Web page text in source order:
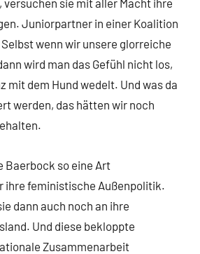
versuchen sie mit aller Macht ihre
Juniorpartner in einer Koalition
wenn wir unsere glorreiche
wird man das Gefühl nicht los,
mit dem Hund wedelt. Und was da
werden, das hätten wir noch
Baerbock so eine Art
ihre feministische Außenpolitik.
dann auch noch an ihre
Und diese bekloppte
Zusammenarbeit